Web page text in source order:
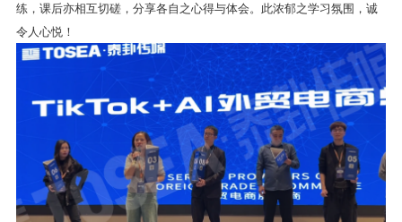
练，课后亦相互切磋，分享各自之心得与体会。此浓郁之学习氛围，诚
令人心悦！